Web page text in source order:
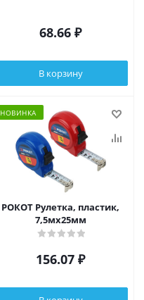
68.66 ₽
В корзину
НОВИНКА
РОКОТ Рулетка, пластик,
7,5мх25мм
156.07 ₽